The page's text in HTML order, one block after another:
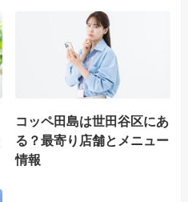
コッペ田島は世田谷区にあ
る？最寄り店舗とメニュー
情報